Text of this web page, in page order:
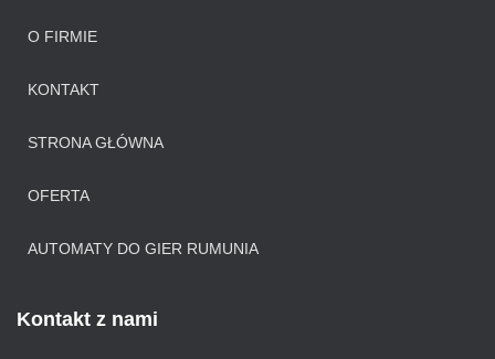
O FIRMIE
KONTAKT
STRONA GŁÓWNA
OFERTA
AUTOMATY DO GIER RUMUNIA
Kontakt z nami